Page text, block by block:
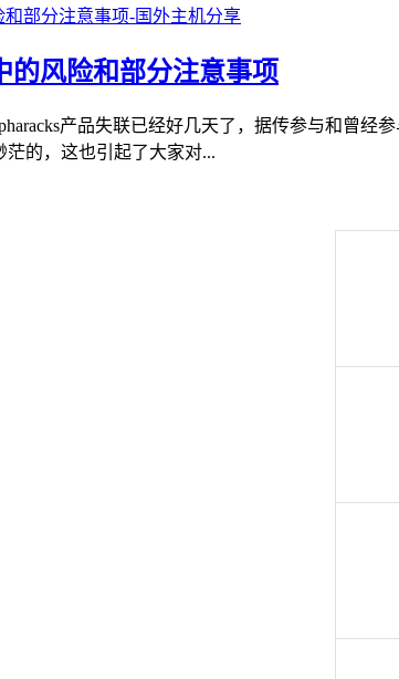
的风险和部分注意事项
产品失联已经好几天了，据传参与和曾经
茫的，这也引起了大家对...